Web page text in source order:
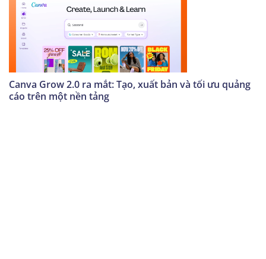
Canva Grow 2.0 ra mắt: Tạo, xuất bản và tối ưu quảng
cáo trên một nền tảng